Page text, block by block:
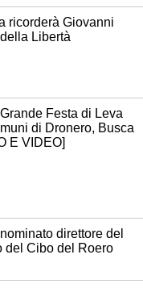
ricorderà Giovanni
Libertà
Festa di Leva
di Dronero, Busca
E VIDEO]
direttore del
del Cibo del Roero